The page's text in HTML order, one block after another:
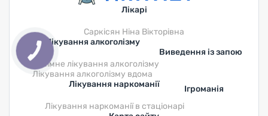
Лікарі
Саркісян Ніна Вікторівна
Лікування алкоголізму
Анонімне лікування алкоголізму
Лікування алкоголізму вдома
Виведення із запою
Лікування наркоманії
Лікування наркоманії в стаціонарі
Ігроманія